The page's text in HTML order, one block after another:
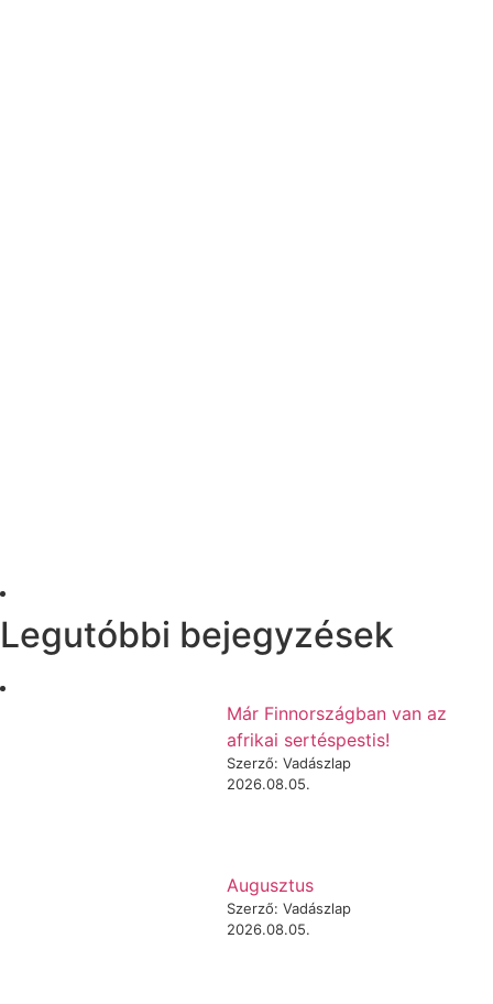
Legutóbbi bejegyzések
Már Finnországban van az
afrikai sertéspestis!
Szerző: Vadászlap
2026.08.05.
Augusztus
Szerző: Vadászlap
2026.08.05.